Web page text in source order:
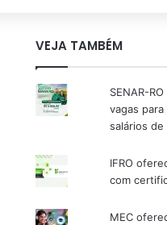
VEJA TAMBÉM
SENAR-
vagas
salários de
IFRO
com
MEC